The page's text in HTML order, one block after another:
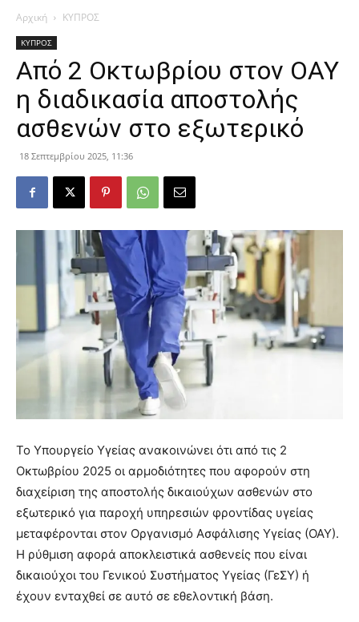
Αρχική ΚΥΠΡΟΣ
ΚΥΠΡΟΣ
Από 2 Οκτωβρίου στον ΟΑΥ
η διαδικασία αποστολής
ασθενών στο εξωτερικό
18 Σεπτεμβρίου 2025, 11:36
Το Υπουργείο Υγείας ανακοινώνει ότι από τις 2
Οκτωβρίου 2025 οι αρμοδιότητες που αφορούν στη
διαχείριση της αποστολής δικαιούχων ασθενών στο
εξωτερικό για παροχή υπηρεσιών φροντίδας υγείας
μεταφέρονται στον Οργανισμό Ασφάλισης Υγείας (ΟΑΥ).
Η ρύθμιση αφορά αποκλειστικά ασθενείς που είναι
δικαιούχοι του Γενικού Συστήματος Υγείας (ΓεΣΥ) ή
έχουν ενταχθεί σε αυτό σε εθελοντική βάση.